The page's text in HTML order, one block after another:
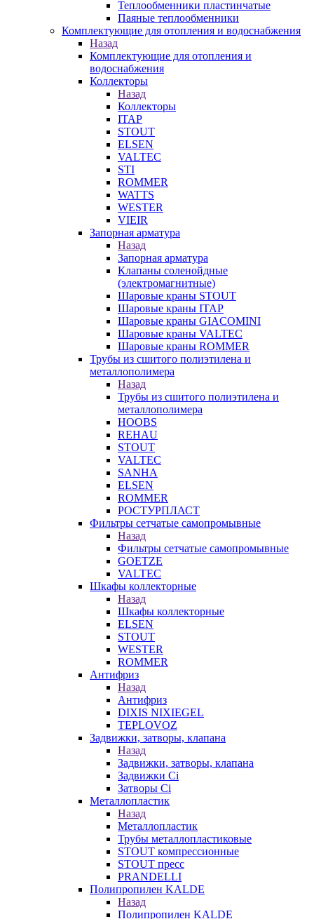
Теплообменники пластинчатые
Паяные теплообменники
Комплектующие для отопления и водоснабжения
Назад
Комплектующие для отопления и
водоснабжения
Коллекторы
Назад
Коллекторы
ITAP
STOUT
ELSEN
VALTEC
STI
ROMMER
WATTS
WESTER
VIEIR
Запорная арматура
Назад
Запорная арматура
Клапаны соленойдные
(электромагнитные)
Шаровые краны STOUT
Шаровые краны ITAP
Шаровые краны GIACOMINI
Шаровые краны VALTEC
Шаровые краны ROMMER
Трубы из сшитого полиэтилена и
металлополимера
Назад
Трубы из сшитого полиэтилена и
металлополимера
HOOBS
REHAU
STOUT
VALTEC
SANHA
ELSEN
ROMMER
РОСТУРПЛАСТ
Фильтры сетчатые самопромывные
Назад
Фильтры сетчатые самопромывные
GOETZE
VALTEC
Шкафы коллекторные
Назад
Шкафы коллекторные
ELSEN
STOUT
WESTER
ROMMER
Антифриз
Назад
Антифриз
DIXIS NIXIEGEL
TEPLOVOZ
Задвижки, затворы, клапана
Назад
Задвижки, затворы, клапана
Задвижки Ci
Затворы Ci
Металлопластик
Назад
Металлопластик
Трубы металлопластиковые
STOUT компрессионные
STOUT пресс
PRANDELLI
Полипропилен KALDE
Назад
Полипропилен KALDE